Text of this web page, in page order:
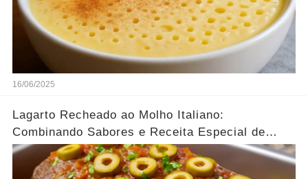
16/06/2025
Lagarto Recheado ao Molho Italiano:
Combinando Sabores e Receita Especial de
família